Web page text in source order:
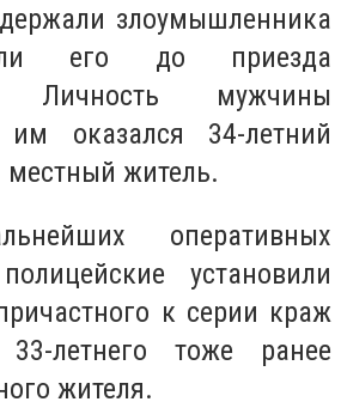
злоумышленника
его до приезда
Личность мужчины
оказался 34-летний
житель.
оперативных
установили
к серии краж
летнего тоже ранее
жителя.